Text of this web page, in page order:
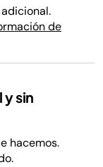
de
sin
hacemos.